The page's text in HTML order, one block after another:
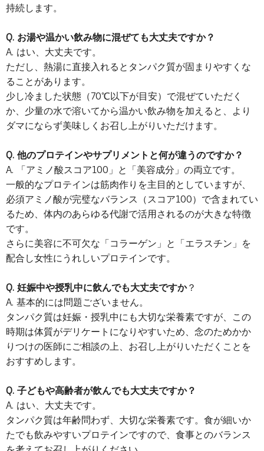
持続します。
Q. お湯や温かい飲み物に混ぜても大丈夫ですか？
A. はい、大丈夫です。
ただし、熱湯に直接入れるとタンパク質が固まりやすくな
ることがあります。
少し冷ました状態（70℃以下が目安）で混ぜていただく
か、少量の水で溶いてから温かい飲み物を加えると、より
ダマにならず美味しくお召し上がりいただけます。
Q. 他のプロテインやサプリメントと何が違うのですか？
A. 「アミノ酸スコア100」と「美容成分」の両立です。
一般的なプロテインは筋肉作りを主目的としていますが、
必須アミノ酸が完璧なバランス（スコア100）で含まれてい
るため、体内のあらゆる代謝で活用されるのが大きな特徴
です。
さらに美容に不可欠な「コラーゲン」と「エラスチン」を
配合し女性にうれしいプロテインです。
Q. 妊娠中や授乳中に飲んでも大丈夫ですか？
A. 基本的には問題ございません。
タンパク質は妊娠・授乳中にも大切な栄養素ですが、この
時期は体質がデリケートになりやすいため、念のためかか
りつけの医師にご相談の上、お召し上がりいただくことを
おすすめします。
Q. 子どもや高齢者が飲んでも大丈夫ですか？
A. はい、大丈夫です。
タンパク質は年齢問わず、大切な栄養素です。食が細いか
たでも飲みやすいプロテインですので、食事とのバランス